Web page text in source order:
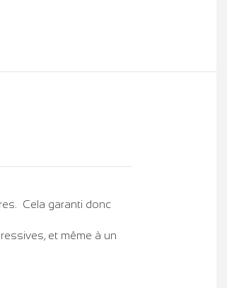
Cela garanti donc
et même à un